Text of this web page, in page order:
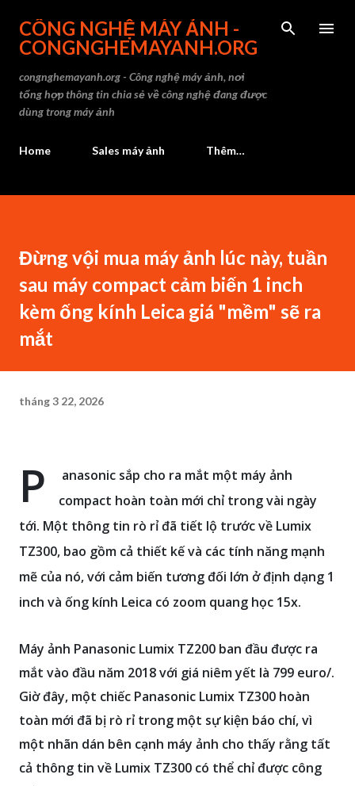
Chuyển đến nội dung chính
CÔNG NGHỆ MÁY ẢNH -
CONGNGHEMAYANH.ORG
congnghemayanh.org - Công nghệ máy ảnh, nơi
tổng hợp thông tin chia sẻ về công nghệ đang được
dùng trong máy ảnh
Home Sales máy ảnh Thêm…
Đừng vội mua máy ảnh lúc này, tuần
sau máy compact cảm biến 1 inch
kèm ống kính Leica giá "mềm" sẽ ra
mắt
tháng 3 22, 2026
P
anasonic sắp cho ra mắt một máy ảnh
compact hoàn toàn mới chỉ trong vài ngày
tới. Một thông tin rò rỉ đã tiết lộ trước về Lumix
TZ300, bao gồm cả thiết kế và các tính năng mạnh
mẽ của nó, với cảm biến tương đối lớn ở định dạng 1
inch và ống kính Leica có zoom quang học 15x.
Máy ảnh Panasonic Lumix TZ200 ban đầu được ra
mắt vào đầu năm 2018 với giá niêm yết là 799 euro/.
Giờ đây, một chiếc Panasonic Lumix TZ300 hoàn
toàn mới đã bị rò rỉ trong một sự kiện báo chí, vì
một nhãn dán bên cạnh máy ảnh cho thấy rằng tất
cả thông tin về Lumix TZ300 có thể chỉ được công